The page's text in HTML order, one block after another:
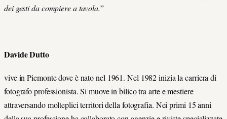
dei gesti da compiere a tavola.”
Davide Dutto
vive in Piemonte dove è nato nel 1961. Nel 1982 inizia la carriera di
fotografo professionista. Si muove in bilico tra arte e mestiere
attraversando molteplici territori della fotografia. Nei primi 15 anni